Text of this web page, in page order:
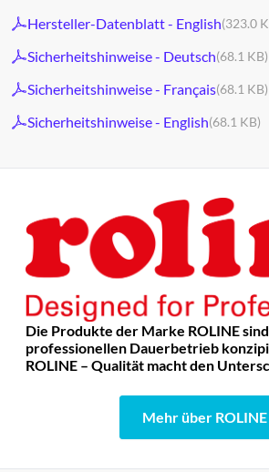
Hersteller-Datenblatt - English(323.0
Sicherheitshinweise - Deutsch(68.1 KB)
Sicherheitshinweise - Français(68.1 KB)
Sicherheitshinweise - English(68.1 KB)
Die Produkte der Marke ROLINE
professionellen Dauerbetrieb
ROLINE – Qualität macht den
Mehr über ROLINE